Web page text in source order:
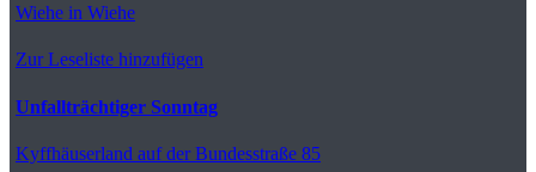
Wiehe in Wiehe
Zur Leseliste hinzufügen
Unfallträchtiger Sonntag
Kyffhäuserland auf der Bundesstraße 85